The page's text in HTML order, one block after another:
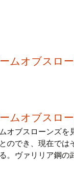
ムオブスロ
ムオブスロ
オブスローンズを
のでき、現在では
。ヴァリリア鋼の